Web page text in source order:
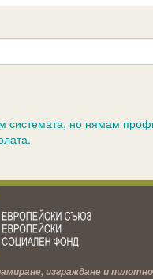
системата, но нямам
изграждане и